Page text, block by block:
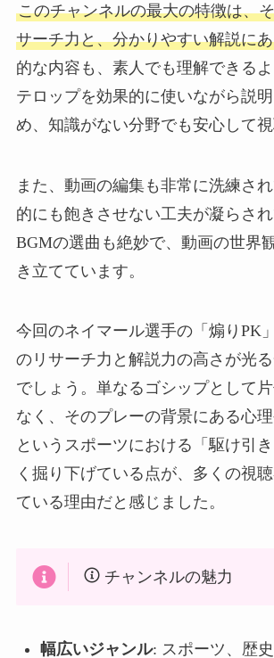
このチャンネルの最大の特徴は、
サーチ力と、分かりやすい解説に
的な内容も、素人でも理解できる
テロップを効果的に使いながら説
め、知識がない分野でも安心して視
また、動画の編集も非常に洗練さ
的にも飽きさせない工夫が凝らされ
BGMの選曲も絶妙で、動画の世界
き立てています。
今回のネイマール選手の「煽りPK
のリサーチ力と解説力の高さが光
でしょう。単なるゴシップとして
なく、そのプレーの背景にある心
というスポーツにおける「駆け引
く掘り下げている点が、多くの視
ている理由だと感じました。
チャンネルの魅力
幅広いジャンル: スポーツ、歴